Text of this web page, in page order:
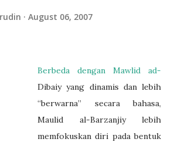
August 06, 2007
Berbeda dengan Mawlid ad-
Dibaiy yang dinamis dan lebih
“berwarna” secara bahasa,
Maulid al-Barzanjiy lebih
memfokuskan diri pada bentuk